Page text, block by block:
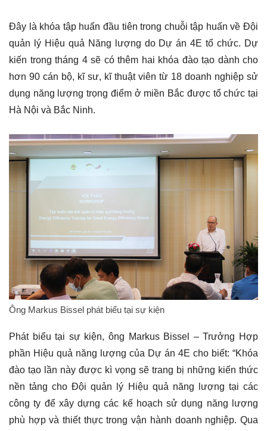
Đây là khóa tập huấn đầu tiên trong chuỗi tập huấn về Đội
quản lý Hiệu quả Năng lượng do Dự án 4E tổ chức. Dự
kiến trong tháng 4 sẽ có thêm hai khóa đào tạo dành cho
hơn 90 cán bộ, kĩ sư, kĩ thuật viên từ 18 doanh nghiệp sử
dụng năng lượng trọng điểm ở miền Bắc được tổ chức tại
Hà Nội và Bắc Ninh.
Ông Markus Bissel phát biểu tại sự kiện
Phát biểu tại sự kiện, ông Markus Bissel – Trưởng Hợp
phần Hiệu quả năng lượng của Dự án 4E cho biết: “Khóa
đào tạo lần này được kì vọng sẽ trang bị những kiến thức
nền tảng cho Đội quản lý Hiệu quả năng lượng tại các
công ty để xây dựng các kế hoạch sử dụng năng lượng
phù hợp và thiết thực trong vận hành doanh nghiệp. Qua